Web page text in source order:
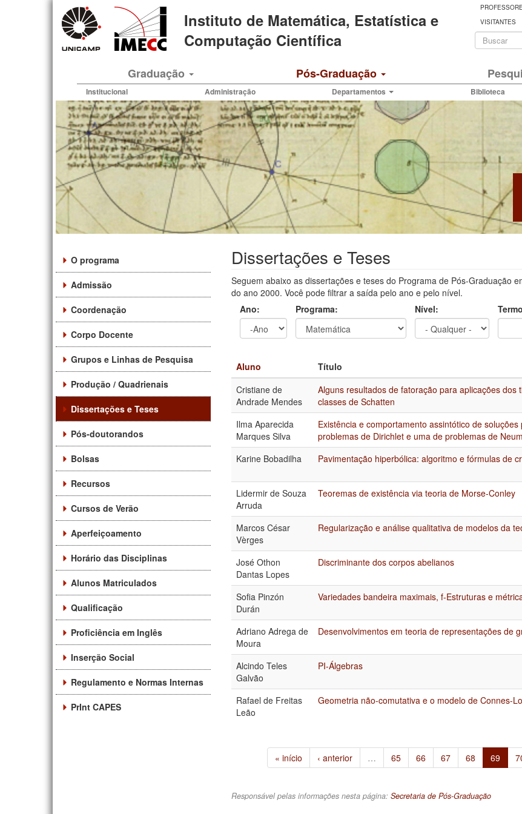
Instituto de Matemática, Estatística e
Computação Científica
VISITANTES
Graduação Pós-Graduação
Institucional Administração Departamentos Biblioteca
O programa
Admissão
Coordenação
Corpo Docente
Grupos e Linhas de Pesquisa
Produção / Quadrienais
Dissertações e Teses
Pós-doutorandos
Bolsas
Recursos
Cursos de Verão
Aperfeiçoamento
Horário das Disciplinas
Alunos Matriculados
Qualificação
Proficiência em Inglês
Inserção Social
Regulamento e Normas Internas
PrInt CAPES
Dissertações e Teses
Seguem abaixo as dissertações e teses do Programa de Pós-Graduação
do ano 2000. Você pode filtrar a saída pelo ano e pelo nível.
Ano:
Programa: Nível:
Aluno Título
Cristiane de
Andrade Mendes
Alguns resultados de fatoração para aplicações dos
classes de Schatten
Ilma Aparecida
Marques Silva
Existência e comportamento assintótico de
problemas de Dirichlet e uma de problemas de
Karine Bobadilha Pavimentação hiperbólica: algoritmo e fórmulas de
Lidermir de Souza
Arruda
Teoremas de existência via teoria de Morse-Conley
Marcos César
Vèrges
Regularização e análise qualitativa de modelos da
José Othon
Dantas Lopes
Discriminante dos corpos abelianos
Sofia Pinzón
Durán
Variedades bandeira maximais, f-Estruturas e
Adriano Adrega de
Moura
Desenvolvimentos em teoria de representações de
Alcindo Teles
Galvão
PI-Álgebras
Rafael de Freitas
Leão
Geometria não-comutativa e o modelo de Connes-
« início ‹ anterior … 65 66 67 68 69
Responsável pelas informações nesta página: Secretaria de Pós-Graduação